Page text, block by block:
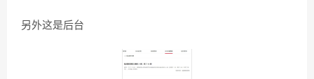
另外这是后台